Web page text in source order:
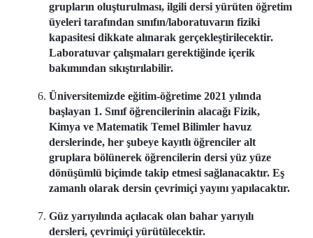
grupların oluşturulması, ilgili dersi yürüten öğretim
üyeleri tarafından sınıfın/laboratuvarın fiziki
kapasitesi dikkate alınarak gerçekleştirilecektir.
Laboratuvar çalışmaları gerektiğinde içerik
bakımından sıkıştırılabilir.
Üniversitemizde eğitim-öğretime 2021 yılında
başlayan 1. Sınıf öğrencilerinin alacağı Fizik,
Kimya ve Matematik Temel Bilimler havuz
derslerinde, her şubeye kayıtlı öğrenciler alt
gruplara bölünerek öğrencilerin dersi yüz yüze
dönüşümlü biçimde takip etmesi sağlanacaktır. Eş
zamanlı olarak dersin çevrimiçi yayını yapılacaktır.
Güz yarıyılında açılacak olan bahar yarıyılı
dersleri, çevrimiçi yürütülecektir.